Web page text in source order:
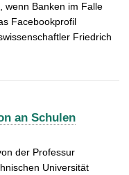
wenn Banken im Falle
Facebookprofil
Friedrich
an Schulen
der Professur
Universität